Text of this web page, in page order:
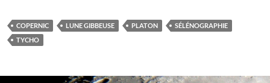
COPERNIC LUNE GIBBEUSE PLATON
SÉLÉNOGRAPHIE
TYCHO